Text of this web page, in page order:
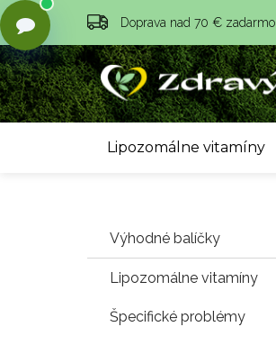
Doprava nad 70 € zadarmo
Lipozomálne vitamíny
Výhodné balíčky
Lipozomálne vitamíny
Špecifické problémy